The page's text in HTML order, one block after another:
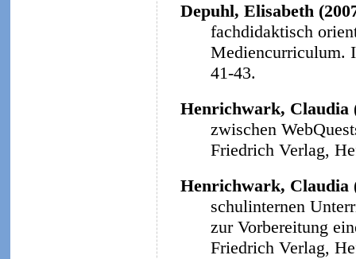
Depuhl, Elisabeth
fachdidaktisch
Mediencurriculum.
41-43.
Henrichwark, Claudia
zwischen
Friedrich Verlag,
Henrichwark, Claudia
schulinternen
zur Vorbereitung
Friedrich Verlag,